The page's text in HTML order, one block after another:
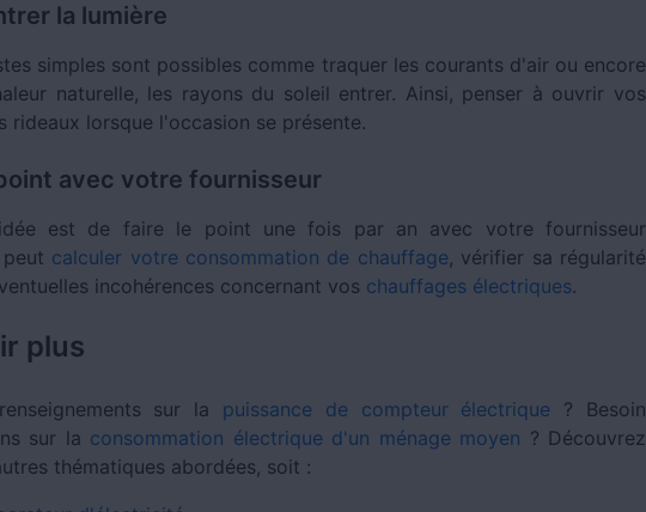
la lumière
simples sont possibles comme traquer les courants d'air ou encore
naturelle, les rayons du soleil entrer. Ainsi, penser à ouvrir vos
rideaux lorsque l'occasion se présente.
avec votre fournisseur
est de faire le point une fois par an avec votre fournisseur
calculer votre consommation de chauffage, vérifier sa régularité
incohérences concernant vos chauffages électriques.
plus
sur la puissance de compteur électrique ? Besoin
sur la consommation électrique d'un ménage moyen ? Découvrez
thématiques abordées, soit :